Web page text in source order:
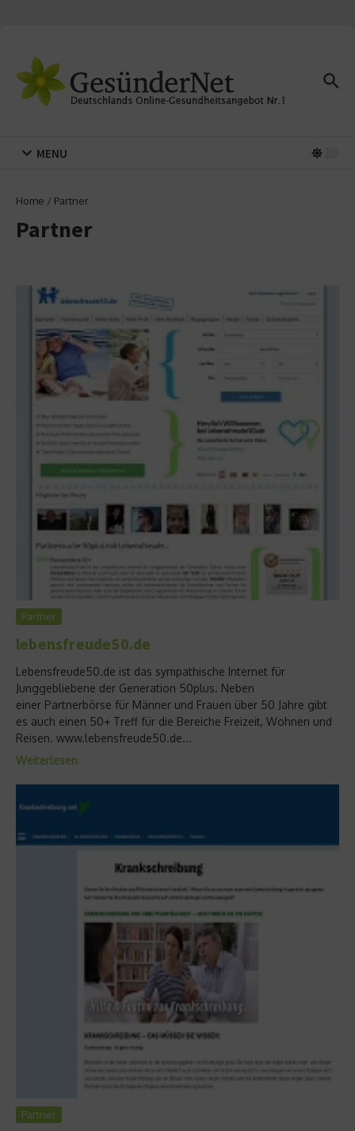
MENU
Home / Partner
Partner
Partner
lebensfreude50.de
Lebensfreude50.de ist das sympathische Internet für
Junggebliebene der Generation 50plus. Neben
einer Partnerbörse für Männer und Frauen über 50 Jahre gibt
es auch einen 50+ Treff für die Bereiche Freizeit, Wohnen und
Reisen. www.lebensfreude50.de...
Weiterlesen
Partner